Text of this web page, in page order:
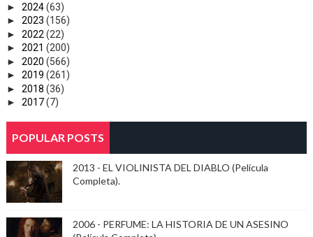
► 2024(63)
► 2023 (156)
► 2022 (22)
► 2021 (200)
► 2020 (566)
► 2019 (261)
► 2018 (36)
► 2017(7)
POPULAR POSTS
2013 - EL VIOLINISTA DEL DIABLO (Película
Completa).
2006 - PERFUME: LA HISTORIA DE UN ASESINO